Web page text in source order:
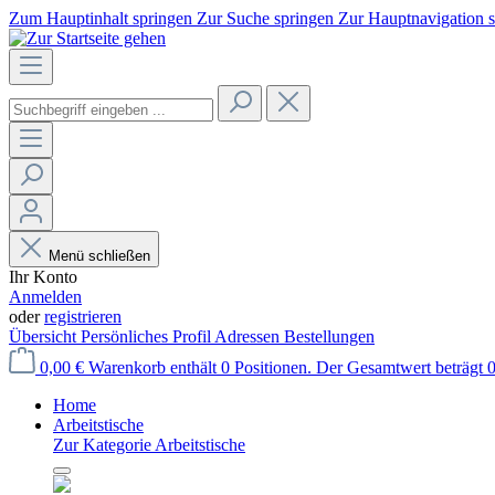
Zum Hauptinhalt springen Zur Suche springen Zur Hauptnavigation
Menü schließen
Ihr Konto
Anmelden
oderregistrieren
Übersicht Persönliches Profil Adressen Bestellungen
0,00 € Warenkorb enthält 0 Positionen. Der Gesamtwert beträgt
Home
Arbeitstische
Zur Kategorie Arbeitstische